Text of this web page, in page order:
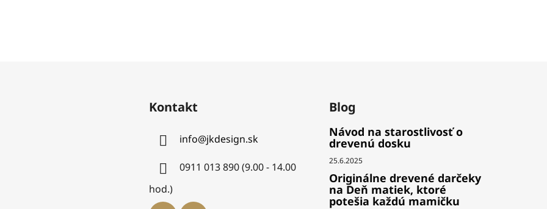
Kontakt
info@jkdesign.sk
0911 013 890 (9.00 - 14.00
hod.)
Blog
Návod na starostlivosť o
drevenú dosku
25.6.2025
Originálne drevené darčeky
na Deň matiek, ktoré
potešia každú mamičku